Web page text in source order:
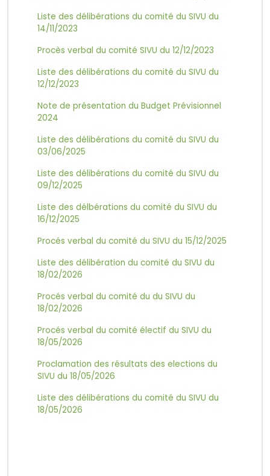
Liste des délibérations du comité du SIVU du
14/11/2023
Procès verbal du comité SIVU du 12/12/2023
Liste des délibérations du comité du SIVU du
12/12/2023
Note de présentation du Budget Prévisionnel
2024
Liste des délibérations du comité du SIVU du
03/06/2025
Liste des délibérations du comité du SIVU du
09/12/2025
Liste des délbérations du comité du SIVU du
16/12/2025
Procés verbal du comité du SIVU du 15/12/2025
Liste des délibération du comité du SIVU du
18/02/2026
Procés verbal du comité du du SIVU du
18/02/2026
Procés verbal du comité électif du SIVU du
18/05/2026
Proclamation des résultats des elections du
SIVU du 18/05/2026
Liste des délibérations du comité du SIVU du
18/05/2026